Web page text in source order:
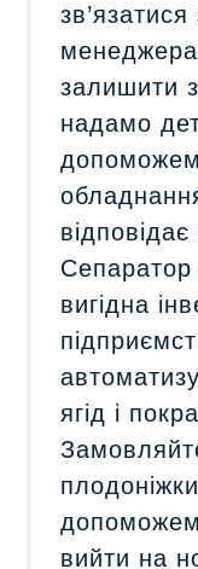
залишити
надамо
вигідна
ягід і
вийти на